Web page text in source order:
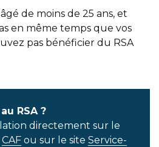
de moins de 25 ans, et
en même temps que vos
pas bénéficier du RSA
RSA ?
directement sur le
CAF ou sur le site Service-